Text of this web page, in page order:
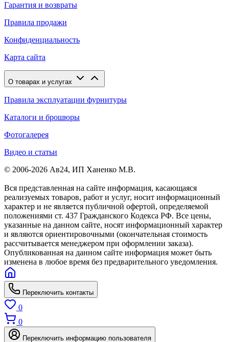
Гарантия и возвраты
Правила продажи
Конфиденциальность
Карта сайта
О товарах и услугах
Правила эксплуатации фурнитуры
Каталоги и брошюры
Фотогалерея
Видео и статьи
© 2006-2026 Ав24, ИП Ханенко М.В.
Вся представленная на сайте информация, касающаяся
реализуемых товаров, работ и услуг, носит информационный
характер и не является публичной офертой, определяемой
положениями ст. 437 Гражданского Кодекса РФ. Все цены,
указанные на данном сайте, носят информационный характер
и являются ориентировочными (окончательная стоимость
рассчитывается менеджером при оформлении заказа).
Опубликованная на данном сайте информация может быть
изменена в любое время без предварительного уведомления.
Переключить контакты
0
0
Переключить информацию пользователя